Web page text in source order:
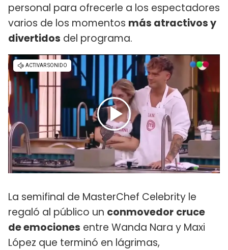
personal para ofrecerle a los espectadores
varios de los momentos más atractivos y
divertidos del programa.
La semifinal de MasterChef Celebrity le
regaló al público un conmovedor cruce
de emociones entre Wanda Nara y Maxi
López que terminó en lágrimas,